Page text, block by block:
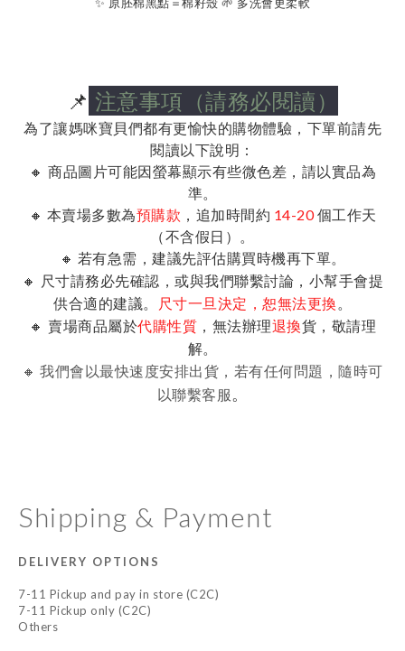
📌 注意事項（請務必閱讀）
為了讓媽咪寶貝們都有更愉快的購物體驗，下單前請先
閱讀以下說明：
🔸 商品圖片可能因螢幕顯示有些微色差，請以實品為
準。
🔸 本賣場多數為預購款 ，追加時間約 14-20個工作天
（不含假日）。
🔸 若有急需，建議先評估購買時機再下單。
🔸 尺寸請務必先確認，或與我們聯繫討論，小幫手會提
供合適的建議。
尺寸一旦決定，恕無法更換。
🔸 賣場商品屬於代購性質 ，無法辦理退換貨，敬請理
解。
🔸 我們會以最快速度安排出貨，若有任何問題，隨時可
以聯繫客服 。
Shipping & Payment
DELIVERY OPTIONS
7-11 Pickup and pay in store (C2C)
7-11 Pickup only (C2C)
Others